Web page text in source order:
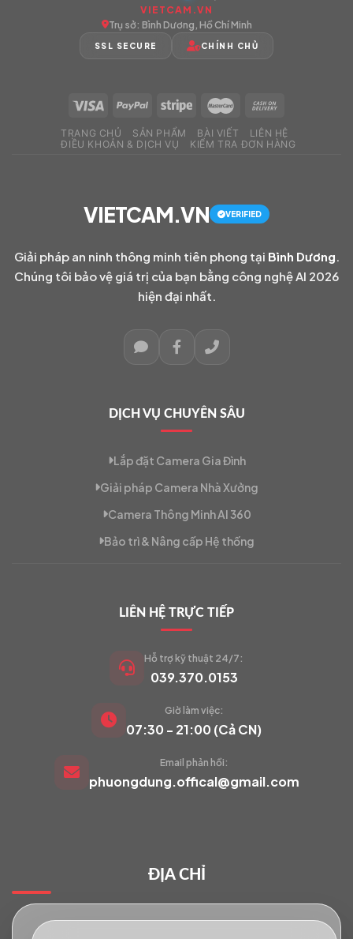
VIETCAM.VN
Đang trực tuyến
VIETCAM.VN
Trụ sở: Bình Dương, Hồ Chí Minh
SSL SECURE CHÍNH CHỦ
TRANG CHỦ SẢN PHẨM BÀI VIẾT
LIÊN HỆ
ĐIỀU KHOẢN & DỊCH VỤ
KIỂM TRA ĐƠN HÀNG
VIETCAM.VN VERIFIED
Giải pháp an ninh thông minh tiên phong tại Bình Dương
Chúng tôi bảo vệ giá trị của bạn bằng công nghệ AI 2026
hiện đại nhất.
DỊCH VỤ CHUYÊN SÂU
Lắp đặt Camera Gia Đình
Giải pháp Camera Nhà Xưởng
Camera Thông Minh AI 360
Bảo trì & Nâng cấp Hệ thống
LIÊN HỆ TRỰC TIẾP
Hỗ trợ kỹ thuật 24/7:
039.370.0153
Giờ làm việc:
07:30 - 21:00 (Cả CN)
Email phản hồi:
phuongdung.offical@gmail.com
ĐỊA CHỈ